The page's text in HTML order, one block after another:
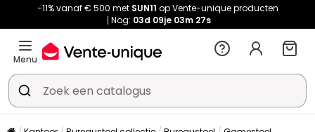
-11% vanaf € 500 met SUN11 op Vente-unique producten
Nog: 03d 09je 03m 27s
Menu